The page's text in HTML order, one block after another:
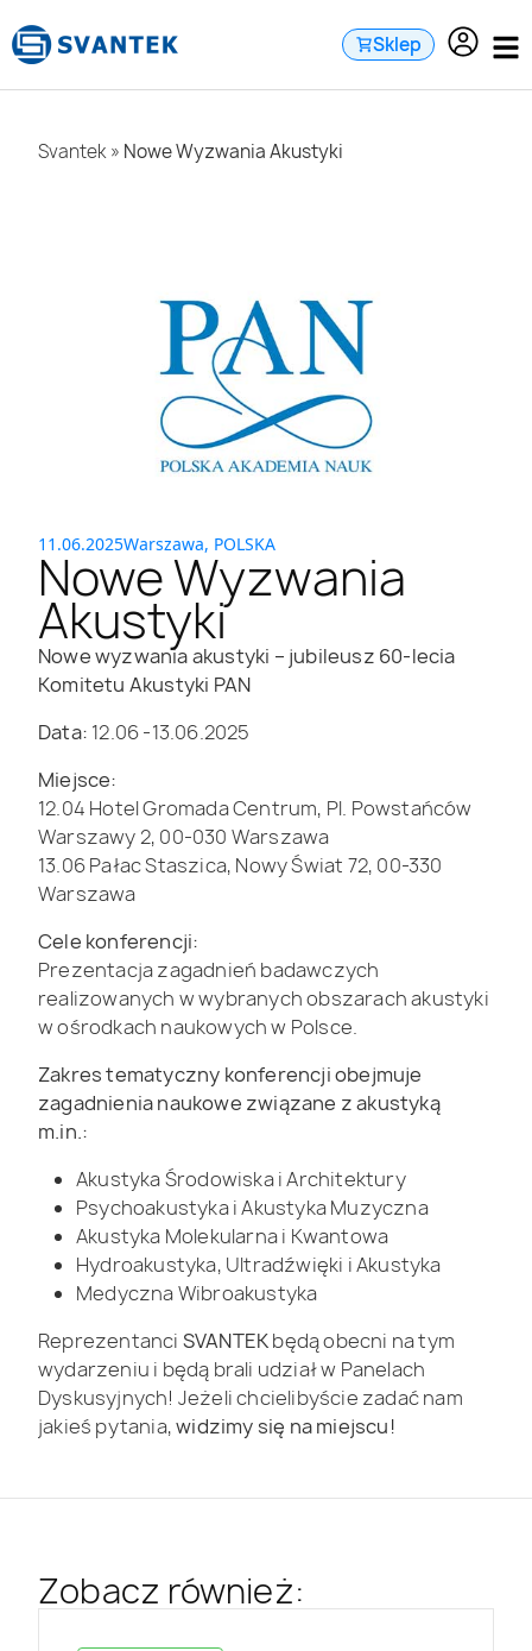
treści
Sklep
Svantek» Nowe Wyzwania Akustyki
11.06.2025Warszawa, POLSKA
Nowe Wyzwania
Akustyki
Nowe wyzwania akustyki – jubileusz 60-lecia
Komitetu Akustyki PAN
Data: 12.06 -13.06.2025
Miejsce:
12.04 Hotel Gromada Centrum, Pl. Powstańców
Warszawy 2, 00-030 Warszawa
13.06 Pałac Staszica, Nowy Świat 72, 00-330
Warszawa
Cele konferencji:
Prezentacja zagadnień badawczych
realizowanych w wybranych obszarach akustyki
w ośrodkach naukowych w Polsce.
Zakres tematyczny konferencji obejmuje
zagadnienia naukowe związane z akustyką
m.in.:
Akustyka Środowiska i Architektury
Psychoakustyka i Akustyka Muzyczna
Akustyka Molekularna i Kwantowa
Hydroakustyka, Ultradźwięki i Akustyka
Medyczna Wibroakustyka
Reprezentanci SVANTEKbędą obecni na tym
wydarzeniu i będą brali udział w Panelach
Dyskusyjnych! Jeżeli chcielibyście zadać nam
jakieś pytania,widzimy się na miejscu!
Zobacz również: